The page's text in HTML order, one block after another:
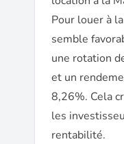
Pour louer à
semble
une rotation
et un
8,26%. Cela
les
rentabilité.